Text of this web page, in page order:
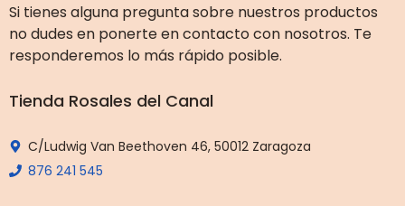
Si tienes alguna pregunta sobre nuestros productos
no dudes en ponerte en contacto con nosotros. Te
responderemos lo más rápido posible.
Tienda Rosales del Canal
C/Ludwig Van Beethoven 46, 50012 Zaragoza
876 241 545